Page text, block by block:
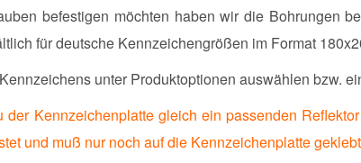
befestigen möchten haben wir die Bohrungen
für deutsche Kennzeichengrößen im Format
unter Produktoptionen auswählen bzw.
der Kennzeichenplatte gleich ein passenden
und muß nur noch auf die Kennzeichenplatte